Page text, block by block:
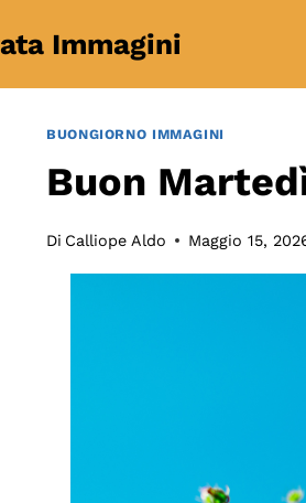
Immagini
BUONGIORNO IMMAGINI
Buon
Di Calliope Aldo Maggio 15,